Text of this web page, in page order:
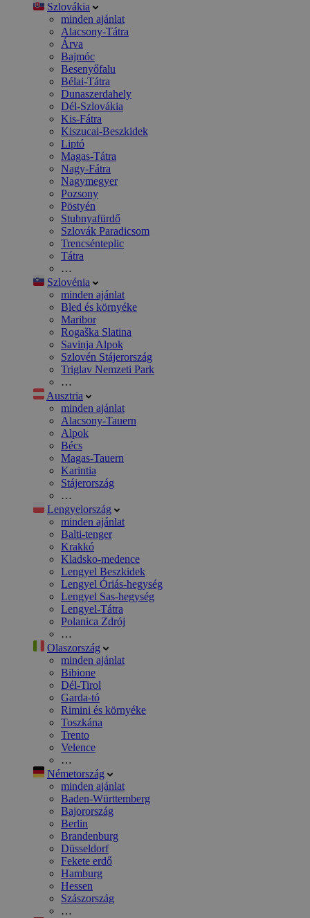
Szlovákia
minden ajánlat
Alacsony-Tátra
Árva
Bajmóc
Besenyőfalu
Bélai-Tátra
Dunaszerdahely
Dél-Szlovákia
Kis-Fátra
Kiszucai-Beszkidek
Liptó
Magas-Tátra
Nagy-Fátra
Nagymegyer
Pozsony
Pöstyén
Stubnyafürdő
Szlovák Paradicsom
Trencsénteplic
Tátra
…
Szlovénia
minden ajánlat
Bled és környéke
Maribor
Rogaška Slatina
Savinja Alpok
Szlovén Stájerország
Triglav Nemzeti Park
…
Ausztria
minden ajánlat
Alacsony-Tauern
Alpok
Bécs
Magas-Tauern
Karintia
Stájerország
…
Lengyelország
minden ajánlat
Balti-tenger
Krakkó
Kladsko-medence
Lengyel Beszkidek
Lengyel Óriás-hegység
Lengyel Sas-hegység
Lengyel-Tátra
Polanica Zdrój
…
Olaszország
minden ajánlat
Bibione
Dél-Tirol
Garda-tó
Rimini és környéke
Toszkána
Trento
Velence
…
Németország
minden ajánlat
Baden-Württemberg
Bajorország
Berlin
Brandenburg
Düsseldorf
Fekete erdő
Hamburg
Hessen
Szászország
…